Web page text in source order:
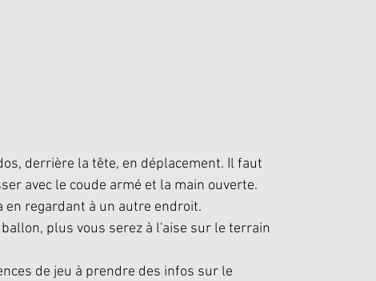
derrière la tête, en déplacement. Il faut
avec le coude armé et la main ouverte.
en regardant à un autre endroit.
plus vous serez à l'aise sur le terrain
de jeu à prendre des infos sur le